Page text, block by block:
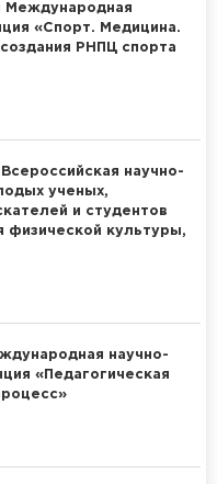
Международная
«Спорт. Медицина.
РНПЦ спорта
научно-
ученых,
и студентов
культуры,
научно-
«Педагогическая